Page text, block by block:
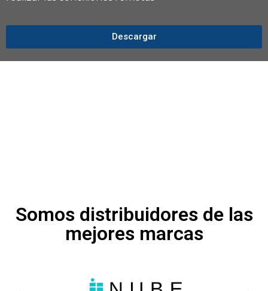
Descargar
Somos distribuidores de las
mejores marcas